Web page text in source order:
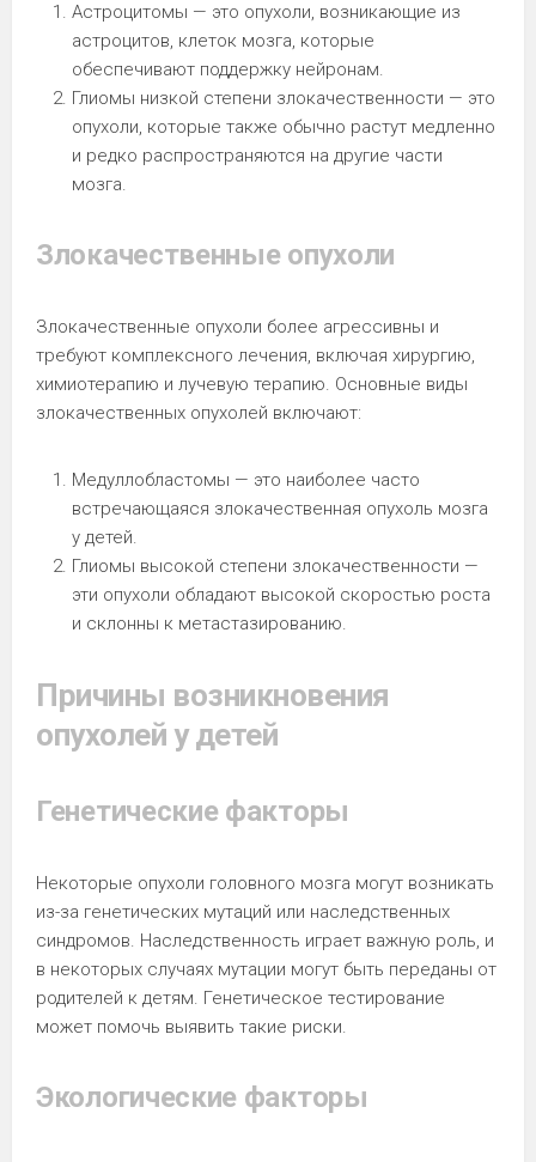
Астроцитомы — это опухоли, возникающие из
астроцитов, клеток мозга, которые
обеспечивают поддержку нейронам.
Глиомы низкой степени злокачественности — это
опухоли, которые также обычно растут медленно
и редко распространяются на другие части
мозга.
Злокачественные опухоли
Злокачественные опухоли более агрессивны и
требуют комплексного лечения, включая хирургию,
химиотерапию и лучевую терапию. Основные виды
злокачественных опухолей включают:
Медуллобластомы — это наиболее часто
встречающаяся злокачественная опухоль мозга
у детей.
Глиомы высокой степени злокачественности —
эти опухоли обладают высокой скоростью роста
и склонны к метастазированию.
Причины возникновения
опухолей у детей
Генетические факторы
Некоторые опухоли головного мозга могут возникать
из-за генетических мутаций или наследственных
синдромов. Наследственность играет важную роль, и
в некоторых случаях мутации могут быть переданы от
родителей к детям. Генетическое тестирование
может помочь выявить такие риски.
Экологические факторы